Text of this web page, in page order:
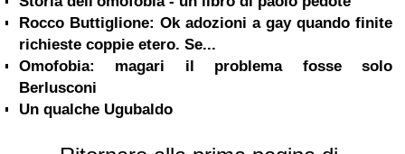
Rocco Buttiglione: Ok adozioni a gay quando finite
richieste coppie etero. Se...
Omofobia: magari il problema fosse solo
Berlusconi
Un qualche Ugubaldo